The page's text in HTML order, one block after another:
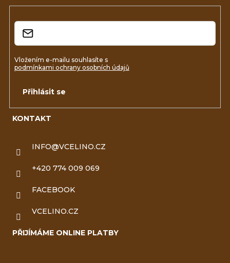
KONTAKT
INFO@VCELINO.CZ
+420 774 009 069
FACEBOOK
VCELINO.CZ
PŘIJÍMÁME ONLINE PLATBY
Vložením e-mailu souhlasíte s
podmínkami ochrany osobních údajů
Přihlásit se